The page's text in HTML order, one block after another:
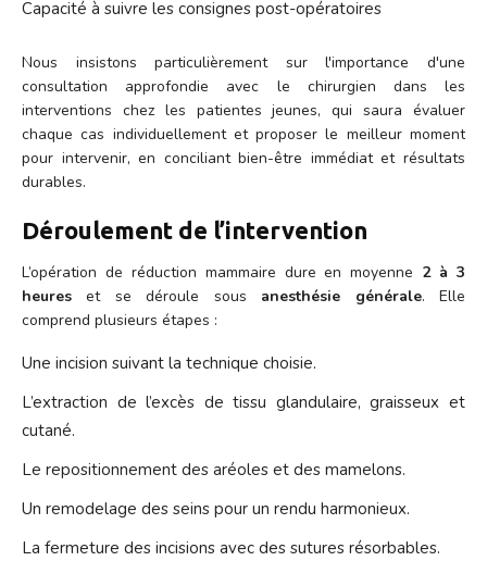
Capacité à suivre les consignes post-opératoires
Nous insistons particulièrement sur l'importance d'une
consultation approfondie avec le chirurgien dans les
interventions chez les patientes jeunes, qui saura évaluer
chaque cas individuellement et proposer le meilleur moment
pour intervenir, en conciliant bien-être immédiat et résultats
durables.
Déroulement de l’intervention
L’opération de réduction mammaire dure en moyenne 2 à 3
heures et se déroule sous anesthésie générale. Elle
comprend plusieurs étapes :
Une incision suivant la technique choisie.
L’extraction de l’excès de tissu glandulaire, graisseux et
cutané.
Le repositionnement des aréoles et des mamelons.
Un remodelage des seins pour un rendu harmonieux.
La fermeture des incisions avec des sutures résorbables.